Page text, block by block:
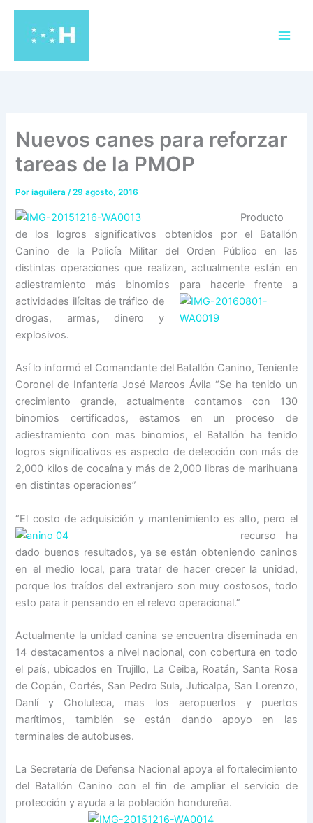
contenido
Nuevos canes para reforzar
tareas de la PMOP
Poriaguilera/29 agosto, 2016
Producto
de los logros significativos obtenidos por el Batallón
Canino de la Policía Militar del Orden Público en las
distintas operaciones que realizan, actualmente están en
adiestramiento más binomios para hacerle frente a
actividades ilícitas de tráfico de
drogas, armas, dinero y
explosivos.
Así lo informó el Comandante del Batallón Canino, Teniente
Coronel de Infantería José Marcos Ávila “Se ha tenido un
crecimiento grande, actualmente contamos con 130
binomios certificados, estamos en un proceso de
adiestramiento con mas binomios, el Batallón ha tenido
logros significativos es aspecto de detección con más de
2,000 kilos de cocaína y más de 2,000 libras de marihuana
en distintas operaciones”
“El costo de adquisición y mantenimiento es alto, pero el
recurso ha
dado buenos resultados, ya se están obteniendo caninos
en el medio local, para tratar de hacer crecer la unidad,
porque los traídos del extranjero son muy costosos, todo
esto para ir pensando en el relevo operacional.”
Actualmente la unidad canina se encuentra diseminada en
14 destacamentos a nivel nacional, con cobertura en todo
el país, ubicados en Trujillo, La Ceiba, Roatán, Santa Rosa
de Copán, Cortés, San Pedro Sula, Juticalpa, San Lorenzo,
Danlí y Choluteca, mas los aeropuertos y puertos
marítimos, también se están dando apoyo en las
terminales de autobuses.
La Secretaría de Defensa Nacional apoya el fortalecimiento
del Batallón Canino con el fin de ampliar el servicio de
protección yayuda a la población hondureña.